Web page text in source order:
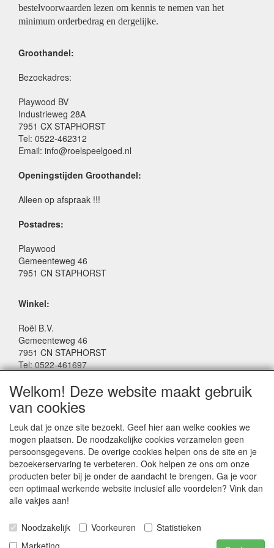
bestelvoorwaarden lezen om kennis te nemen van het
minimum orderbedrag en dergelijke.
Groothandel:
Bezoekadres:
Playwood BV
Industrieweg 28A
7951 CX STAPHORST
Tel: 0522-462312
Email: info@roelspeelgoed.nl
Openingstijden Groothandel:
Alleen op afspraak !!!
Postadres:
Playwood
Gemeenteweg 46
7951 CN STAPHORST
Winkel:
Roël B.V.
Gemeenteweg 46
7951 CN STAPHORST
Tel: 0522-461697
Facebook: www.facebook.com/roelspeelgoed
Openingstijden Winkel:
Maandag t/m Vrijdag: 9:00 - 17:30
Zaterdag: 9:00 - 17:00
Donderdagavond koopavond: 19:00 - 21:00
SERVICE
Welkom! Deze website maakt gebruik
van cookies
Leuk dat je onze site bezoekt. Geef hier aan welke cookies we
mogen plaatsen. De noodzakelijke cookies verzamelen geen
persoonsgegevens. De overige cookies helpen ons de site en je
bezoekerservaring te verbeteren. Ook helpen ze ons om onze
producten beter bij je onder de aandacht te brengen. Ga je voor
een optimaal werkende website inclusief alle voordelen? Vink dan
alle vakjes aan!
Noodzakelijk Voorkeuren
Statistieken
Marketing